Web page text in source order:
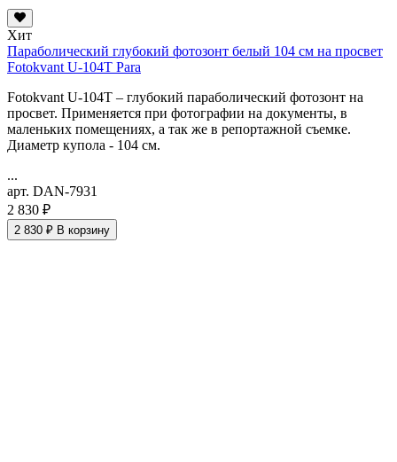
Хит
Параболический глубокий фотозонт белый 104 см на просвет
Fotokvant U-104T Para
Fotokvant U-104T – глубокий параболический фотозонт на
просвет. Применяется при фотографии на документы, в
маленьких помещениях, а так же в репортажной съемке.
Диаметр купола - 104 см.
...
арт. DAN-7931
2 830 ₽
2 830 ₽ В корзину